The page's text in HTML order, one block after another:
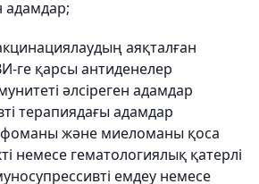
адамдар;
аяқталған
ге қарсы антиденелер
әлсіреген адамдар
терапиядағы адамдар
және миеломаны қоса
немесе гематологиялық қатерлі
емдеу немесе